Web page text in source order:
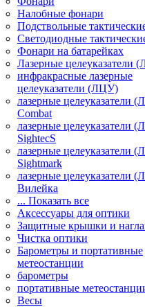
Налобные фонари
Подствольные
Светодиодные
Фонари на батарейках
Лазерные целеуказатели
инфракрасные лазерные
целеуказатели (ЛЦУ)
лазерные целеуказатели
Combat
лазерные целеуказатели
SightecS
лазерные целеуказатели
Sightmark
лазерные целеуказатели
Вилейка
... Показать все
Аксессуары для оптики
Защитные крышки и
Чистка оптики
Барометры и портативные
метеостанции
барометры
портативные
Весы